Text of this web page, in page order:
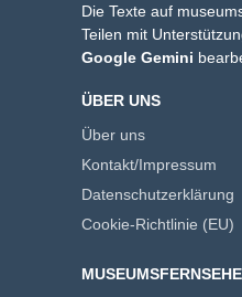
Die Texte auf
Teilen mit
Google Gemini
ÜBER UNS
Über uns
Kontakt/Impressum
Datenschutzerklärung
Cookie-Richtlinie (EU)